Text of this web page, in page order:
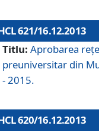
621/16.12.2013
Titlu: Aprobarea
preuniversitar din
- 2015.
620/16.12.2013